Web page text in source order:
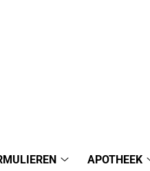
APOTHEEK